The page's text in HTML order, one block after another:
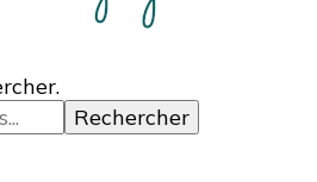
du monde, des idées
avis sur les hôtelss